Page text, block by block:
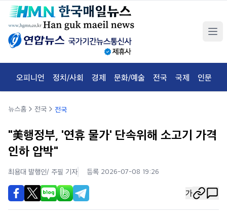
오피니언 정치/사회 경제 문화/예술 전국 국제 인문
뉴스홈 전국 전국
"美행정부, '연휴 물가' 단속위해 소고기 가격
인하 압박"
최용대 발행인/ 주필 기자 등록 2026-07-08 19:26
가